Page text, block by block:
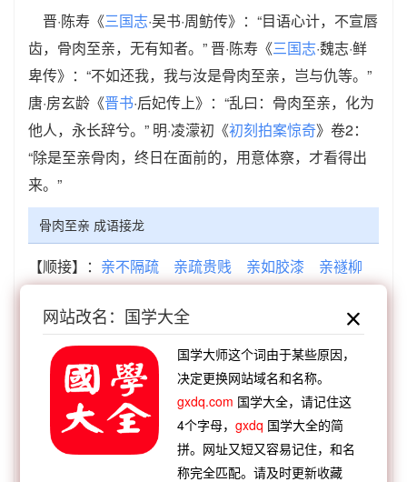
晋·陈寿《三国志·吴书·周鲂传》：“目语心计，不宣唇
齿，骨肉至亲，无有知者。” 晋·陈寿《三国志·魏志·鲜
卑传》：“不如还我，我与汝是骨肉至亲，岂与仇等。”
唐·房玄龄《晋书·后妃传上》：“乱曰：骨肉至亲，化为
他人，永长辞兮。” 明·凌濛初《初刻拍案惊奇》卷2：
“除是至亲骨肉，终日在面前的，用意体察，才看得出
来。”
骨肉至亲 成语接龙
【顺接】： 亲不隔疏 亲疏贵贱 亲如胶漆
亲禭柳
【顺接】：戏彩娱亲 亲上做亲
必躬必
孔怀之亲 斑衣奉亲 割股疗亲
内疏外亲
【逆接】： 凡胎浊骨 恨之入骨 起死肉骨
泽及枯
碎身粉骨 悬头刺骨 桓温奇骨
陨身糜骨
【逆接】：骨肉之情 骨肉相残 骨腾肉飞
骨朵子
骨肉私情 骨瘦如柴 骨肉相亲 骨出飞龙
网站改名：国学大全
国学大师这个词由于某些原因，
决定更换网站域名和名称。
gxdq.com 国学大全，请记住这
4个字母，gxdq 国学大全的简
拼。网址又短又容易记住，和名
称完全匹配。请及时更新收藏